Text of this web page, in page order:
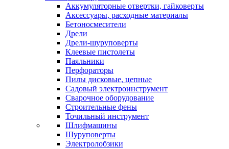
Аккумуляторные отвертки, гайковерты
Аксессуары, расходные материалы
Бетоносмесители
Дрели
Дрели-шуруповерты
Клеевые пистолеты
Паяльники
Перфораторы
Пилы дисковые, цепные
Садовый электроинструмент
Сварочное оборудование
Строительные фены
Точильный инструмент
Шлифмашины
Шуруповерты
Электролобзики